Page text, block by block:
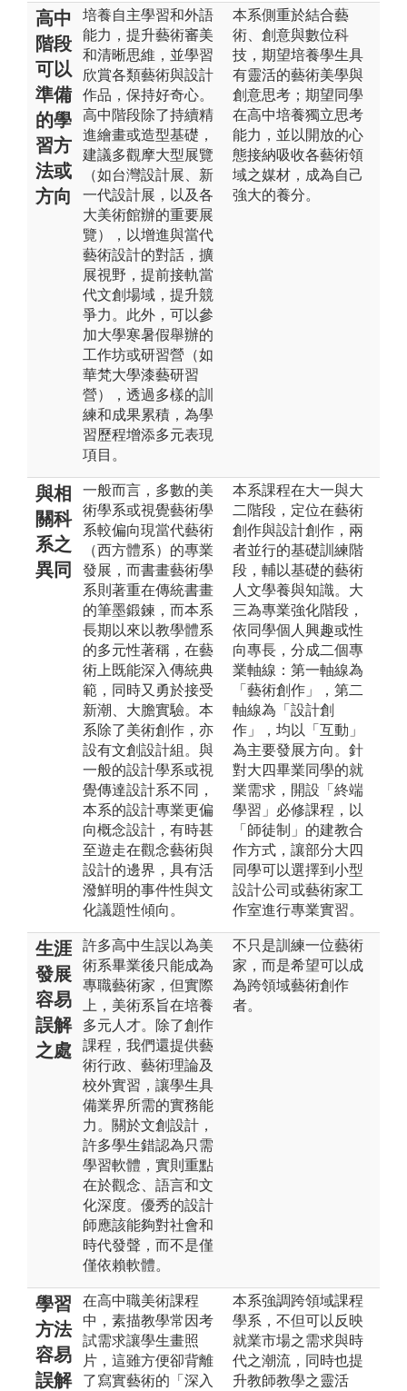
高中
階段
可以
準備
的學
習方
法或
方向
培養自主學習和外語
能力，提升藝術審美
和清晰思維，並學習
欣賞各類藝術與設計
作品，保持好奇心。
高中階段除了持續精
進繪畫或造型基礎，
建議多觀摩大型展覽
（如台灣設計展、新
一代設計展，以及各
大美術館辦的重要展
覽），以增進與當代
藝術設計的對話，擴
展視野，提前接軌當
代文創場域，提升競
爭力。此外，可以參
加大學寒暑假舉辦的
工作坊或研習營（如
華梵大學漆藝研習
營），透過多樣的訓
練和成果累積，為學
習歷程增添多元表現
項目。
本系側重於結合藝
術、創意與數位科
技，期望培養學生具
有靈活的藝術美學與
創意思考；期望同學
在高中培養獨立思考
能力，並以開放的心
態接納吸收各藝術領
域之媒材，成為自己
強大的養分。
與相
關科
系之
異同
一般而言，多數的美
術學系或視覺藝術學
系較偏向現當代藝術
（西方體系）的專業
發展，而書畫藝術學
系則著重在傳統書畫
的筆墨鍛鍊，而本系
長期以來以教學體系
的多元性著稱，在藝
術上既能深入傳統典
範，同時又勇於接受
新潮、大膽實驗。本
系除了美術創作，亦
設有文創設計組。與
一般的設計學系或視
覺傳達設計系不同，
本系的設計專業更偏
向概念設計，有時甚
至遊走在觀念藝術與
設計的邊界，具有活
潑鮮明的事件性與文
化議題性傾向。
本系課程在大一與大
二階段，定位在藝術
創作與設計創作，兩
者並行的基礎訓練階
段，輔以基礎的藝術
人文學養與知識。大
三為專業強化階段，
依同學個人興趣或性
向專長，分成二個專
業軸線：第一軸線為
「藝術創作」，第二
軸線為「設計創
作」，均以「互動」
為主要發展方向。針
對大四畢業同學的就
業需求，開設「終端
學習」必修課程，以
「師徒制」的建教合
作方式，讓部分大四
同學可以選擇到小型
設計公司或藝術家工
作室進行專業實習。
生涯
發展
容易
誤解
之處
許多高中生誤以為美
術系畢業後只能成為
專職藝術家，但實際
上，美術系旨在培養
多元人才。除了創作
課程，我們還提供藝
術行政、藝術理論及
校外實習，讓學生具
備業界所需的實務能
力。關於文創設計，
許多學生錯認為只需
學習軟體，實則重點
在於觀念、語言和文
化深度。優秀的設計
師應該能夠對社會和
時代發聲，而不是僅
僅依賴軟體。
不只是訓練一位藝術
家，而是希望可以成
為跨領域藝術創作
者。
學習
方法
容易
誤解
在高中職美術課程
中，素描教學常因考
試需求讓學生畫照
片，這雖方便卻背離
了寫實藝術的「深入
本系強調跨領域課程
學系，不但可以反映
就業市場之需求與時
代之潮流，同時也提
升教師教學之靈活